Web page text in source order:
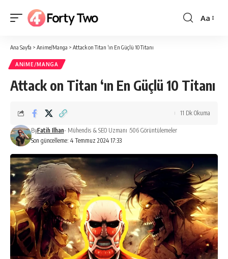
Yazı
Aa
Ana Sayfa > Anime/Manga > Attack on Titan ‘ın En Güçlü 10 Titanı
ANIME/MANGA
Attack on Titan ‘ın En Güçlü 10 Titanı
Son güncelleme: 4 Temmuz 2024 17:33
ByFatih Ilhan- Mühendis & SEO Uzmanı 506 Görüntülemeler
11 Dk Okuma